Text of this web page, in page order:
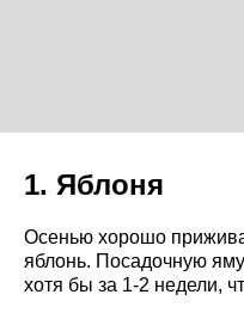
1. Яблоня
Осенью хорошо
яблонь. Посадочную
хотя бы за 1-2 недели,